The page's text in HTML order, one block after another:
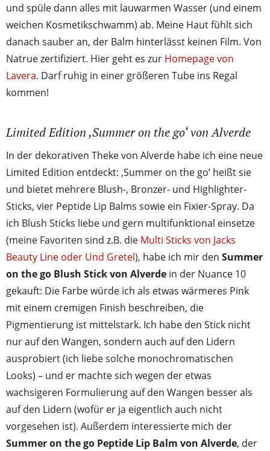
und spüle dann alles mit lauwarmen Wasser (und einem
weichen Kosmetikschwamm) ab. Meine Haut fühlt sich
danach sauber an, der Balm hinterlässt keinen Film. Von
Natrue zertifiziert. Hier geht es zur Homepage von
Lavera. Darf ruhig in einer größeren Tube ins Regal
kommen!
Limited Edition ‚Summer on the go‘ von Alverde
In der dekorativen Theke von Alverde habe ich eine neue
Limited Edition entdeckt: ‚Summer on the go‘ heißt sie
und bietet mehrere Blush-, Bronzer- und Highlighter-
Sticks, vier Peptide Lip Balms sowie ein Fixier-Spray. Da
ich Blush Sticks liebe und gern multifunktional einsetze
(meine Favoriten sind z.B. die Multi Sticks von Jacks
Beauty Line oder Und Gretel), habe ich mir den Summer
on the go Blush Stick von Alverde in der Nuance 10
gekauft: Die Farbe würde ich als etwas wärmeres Pink
mit einem cremigen Finish beschreiben, die
Pigmentierung ist mittelstark. Ich habe den Stick nicht
nur auf den Wangen, sondern auch auf den Lidern
ausprobiert (ich liebe solche monochromatischen
Looks) – und er machte sich wegen der etwas
wachsigeren Formulierung auf den Wangen besser als
auf den Lidern (wofür er ja eigentlich auch nicht
vorgesehen ist). Außerdem interessierte mich der
Summer on the go Peptide Lip Balm von Alverde, der